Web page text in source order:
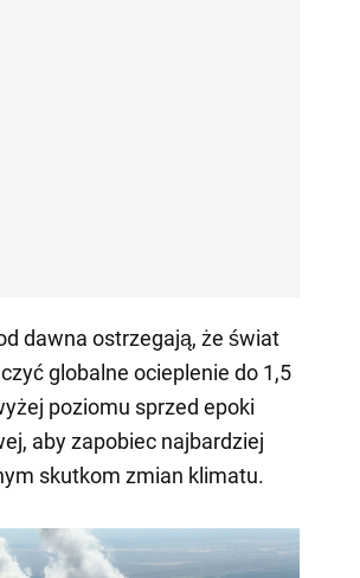
dawna ostrzegają, że świat
globalne ocieplenie do 1,5
poziomu sprzed epoki
aby zapobiec najbardziej
skutkom zmian klimatu.